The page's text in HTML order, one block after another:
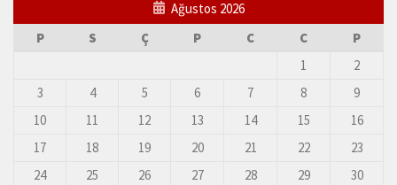
Ağustos 2026
P
S Ç P C C
P
1
2
3
4 5 6 7 8
9
10
11 12 13 14 15
16
17
18 19 20 21 22
23
24
25 26 27 28 29
30